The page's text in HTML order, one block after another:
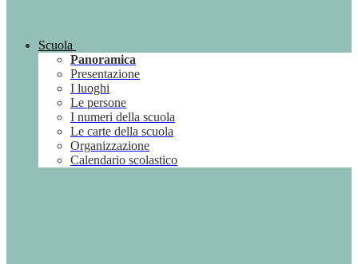
Scuola
Panoramica
Presentazione
I luoghi
Le persone
I numeri della scuola
Le carte della scuola
Organizzazione
Calendario scolastico